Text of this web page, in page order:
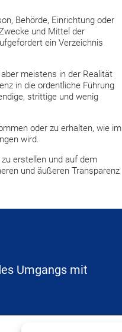
Behörde, Einrichtung oder
und Mittel der
ein Verzeichnis
meistens in der Realität
in die ordentliche Führung
strittige und wenig
oder zu erhalten, wie im
wird.
erstellen und auf dem
und äußeren Transparenz
Umgangs mit